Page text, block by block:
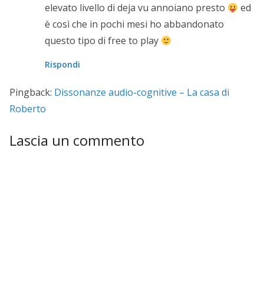
elevato livello di deja vu annoiano presto
ed
è così che in pochi mesi ho abbandonato
questo tipo di free to play
Rispondi
Pingback: Dissonanze audio-cognitive – La casa di
Roberto
Lascia un commento